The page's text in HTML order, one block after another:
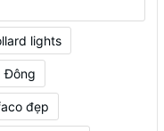
lights
Đông
đẹp